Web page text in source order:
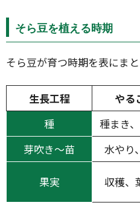
そら豆を植える時期
そら豆が育つ時期を表にまと
生長工程 やる
種
種まき
芽吹き～苗
水やり
果実 収穫、